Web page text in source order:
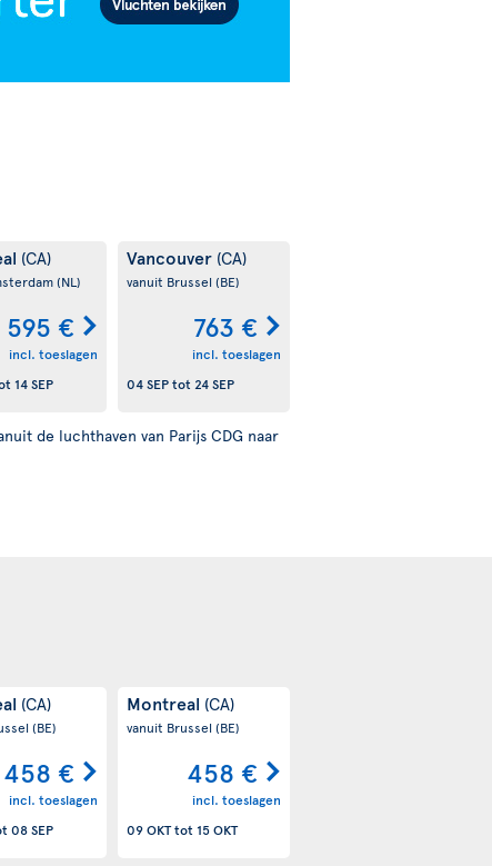
(CA)
(NL)
595 €
incl. toeslagen
14 SEP
Vancouver (CA)
vanuit Brussel (BE)
763 €
incl. toeslagen
04 SEPtot 24 SEP
de luchthaven van Parijs CDG naar
(CA)
(BE)
458 €
incl. toeslagen
08 SEP
Montreal (CA)
vanuit Brussel(BE)
458 €
incl. toeslagen
09 OKTtot 15 OKT